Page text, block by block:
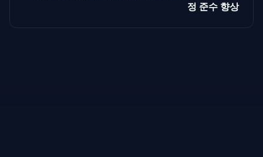
정 준수 향상